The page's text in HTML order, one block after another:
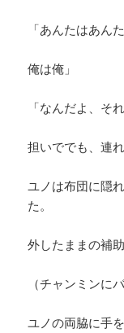
「あんたはあんた
俺は俺」
「なんだよ、そ
担いででも、連
ユノは布団に隠
た。
外したままの補
（チャンミンに
ユノの両脇に手